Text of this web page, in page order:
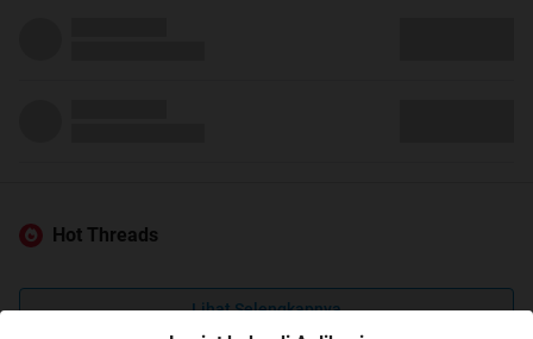
Hot Threads
Lihat Selengkapnya